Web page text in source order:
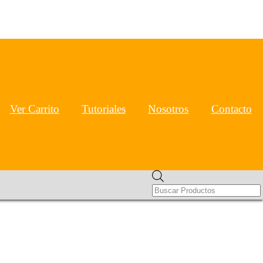
Ver Carrito Tutoriales Nosotros Contacto
search